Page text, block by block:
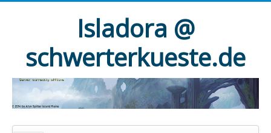
Isladora @
schwerterkueste.de